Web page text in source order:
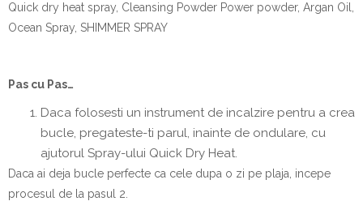
Quick dry heat spray, Cleansing Powder Power powder, Argan Oil,
Ocean Spray, SHIMMER SPRAY
Pas cu Pas…
Daca folosesti un instrument de incalzire pentru a crea
bucle, pregateste-ti parul, inainte de ondulare, cu
ajutorul Spray-ului Quick Dry Heat.
Daca ai deja bucle perfecte ca cele dupa o zi pe plaja, incepe
procesul de la pasul 2.